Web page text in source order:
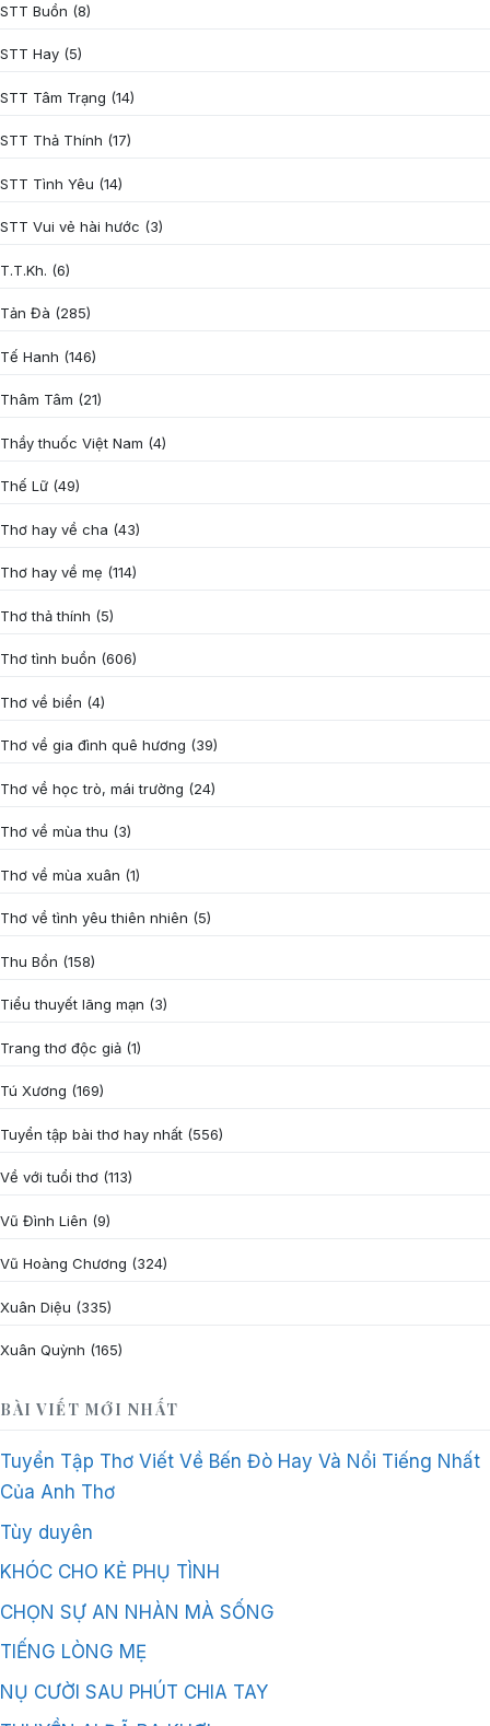
STT Buồn (8)
STT Hay (5)
STT Tâm Trạng (14)
STT Thả Thính (17)
STT Tình Yêu (14)
STT Vui vẻ hài hước (3)
T.T.Kh. (6)
Tản Đà (285)
Tế Hanh (146)
Thâm Tâm (21)
Thầy thuốc Việt Nam (4)
Thế Lữ (49)
Thơ hay về cha (43)
Thơ hay về mẹ (114)
Thơ thả thính (5)
Thơ tình buồn (606)
Thơ về biển (4)
Thơ về gia đình quê hương (39)
Thơ về học trò, mái trường (24)
Thơ về mùa thu (3)
Thơ về mùa xuân (1)
Thơ về tình yêu thiên nhiên (5)
Thu Bồn (158)
Tiểu thuyết lãng mạn (3)
Trang thơ độc giả (1)
Tú Xương (169)
Tuyển tập bài thơ hay nhất (556)
Về với tuổi thơ (113)
Vũ Đình Liên (9)
Vũ Hoàng Chương (324)
Xuân Diệu (335)
Xuân Quỳnh (165)
BÀI VIẾT MỚI NHẤT
Tuyển Tập Thơ Viết Về Bến Đò Hay Và Nổi Tiếng Nhất
Của Anh Thơ
Tùy duyên
KHÓC CHO KẺ PHỤ TÌNH
CHỌN SỰ AN NHÀN MÀ SỐNG
TIẾNG LÒNG MẸ
NỤ CƯỜI SAU PHÚT CHIA TAY